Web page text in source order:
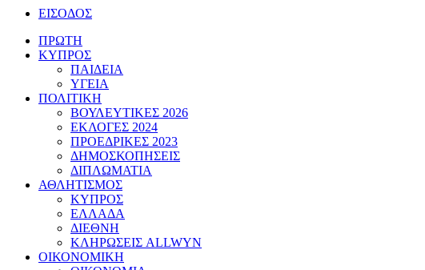
ΕΙΣΟΔΟΣ
ΠΡΩΤΗ
ΚΥΠΡΟΣ
ΠΑΙΔΕΙΑ
ΥΓΕΙΑ
ΠΟΛΙΤΙΚΗ
ΒΟΥΛΕΥΤΙΚΕΣ 2026
ΕΚΛΟΓΕΣ 2024
ΠΡΟΕΔΡΙΚΕΣ 2023
ΔΗΜΟΣΚΟΠΗΣΕΙΣ
ΔΙΠΛΩΜΑΤΙΑ
ΑΘΛΗΤΙΣΜΟΣ
ΚΥΠΡΟΣ
ΕΛΛΑΔΑ
ΔΙΕΘΝΗ
ΚΛΗΡΩΣΕΙΣ ALLWYN
ΟΙΚΟΝΟΜΙΚΗ